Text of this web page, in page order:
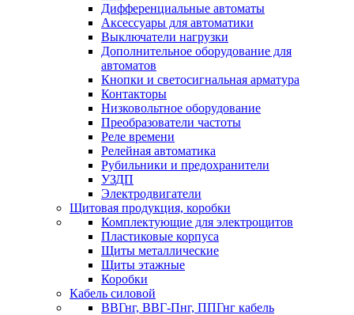
Дифференциальные автоматы
Аксессуары для автоматики
Выключатели нагрузки
Дополнительное оборудование для
автоматов
Кнопки и светосигнальная арматура
Контакторы
Низковольтное оборудование
Преобразователи частоты
Реле времени
Релейная автоматика
Рубильники и предохранители
УЗДП
Электродвигатели
Щитовая продукция, коробки
Комплектующие для электрощитов
Пластиковые корпуса
Щиты металлические
Щиты этажные
Коробки
Кабель силовой
ВВГнг, ВВГ-Пнг, ППГнг кабель